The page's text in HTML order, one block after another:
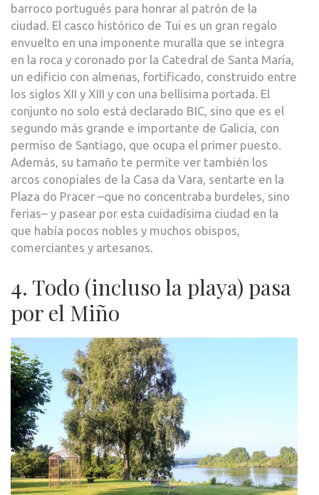
barroco portugués para honrar al patrón de la
ciudad. El casco histórico de Tui es un gran regalo
envuelto en una imponente muralla que se integra
en la roca y coronado por la Catedral de Santa María,
un edificio con almenas, fortificado, construido entre
los siglos XII y XIII y con una bellísima portada. El
conjunto no solo está declarado BIC, sino que es el
segundo más grande e importante de Galicia, con
permiso de Santiago, que ocupa el primer puesto.
Además, su tamaño te permite ver también los
arcos conopiales de la Casa da Vara, sentarte en la
Plaza do Pracer –que no concentraba burdeles, sino
ferias– y pasear por esta cuidadísima ciudad en la
que había pocos nobles y muchos obispos,
comerciantes y artesanos.
4. Todo (incluso la playa) pasa
por el Miño